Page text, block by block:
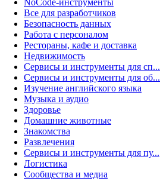
NoCode-инструменты
Все для разработчиков
Безопасность данных
Работа с персоналом
Рестораны, кафе и доставка
Недвижимость
Сервисы и инструменты для сп...
Сервисы и инструменты для об...
Изучение английского языка
Музыка и аудио
Здоровье
Домашние животные
Знакомства
Развлечения
Сервисы и инструменты для пу...
Логистика
Сообщества и медиа